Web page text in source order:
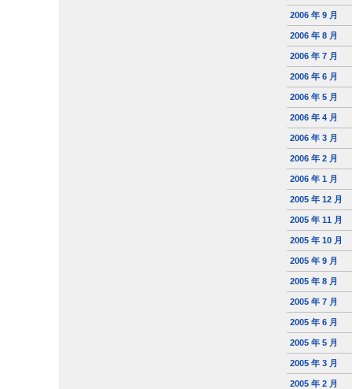
2006 年 9 月
2006 年 8 月
2006 年 7 月
2006 年 6 月
2006 年 5 月
2006 年 4 月
2006 年 3 月
2006 年 2 月
2006 年 1 月
2005 年 12 月
2005 年 11 月
2005 年 10 月
2005 年 9 月
2005 年 8 月
2005 年 7 月
2005 年 6 月
2005 年 5 月
2005 年 3 月
2005 年 2 月